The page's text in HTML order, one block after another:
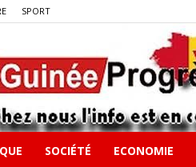
SPORT
SOCIÉTÉ ECONOMIE